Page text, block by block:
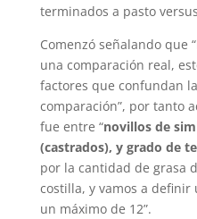
terminados a pasto
Comenzó señalando que
una comparación real,
factores que confundan
comparación”, por tanto
fue entre “novillos de
(castrados), y grado de
por la cantidad de grasa
costilla, y vamos a
un máximo de 12”.